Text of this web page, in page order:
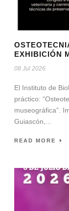
EXHIBICIÓN
08 Jul 2026
El Instituto de
práctico:
museográfica”.
Guiascón,...
READ MORE